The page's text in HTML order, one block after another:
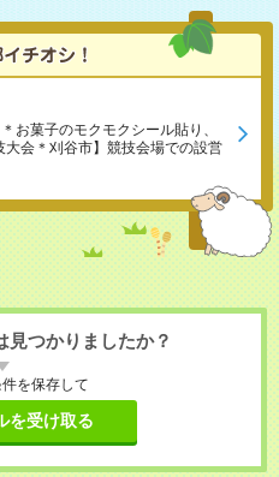
お菓子のモクモクシール貼り、
会＊刈谷市】競技会場での設営
見つかりましたか？
を保存して
を受け取る